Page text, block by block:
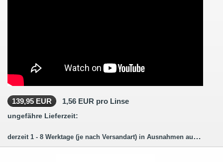
139,95 EUR 1,56 EUR pro Linse
ungefähre Lieferzeit:
derzeit 1 - 8 Werktage (je nach Versandart) in Ausnahmen auch länger.